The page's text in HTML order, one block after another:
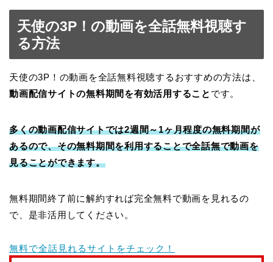
天使の3P！の動画を全話無料視聴す
る方法
天使の3P！の動画を全話無料視聴するおすすめの方法は、
動画配信サイトの無料期間を有効活用すること です。
多くの動画配信サイトでは2週間～1ヶ月程度の無料期間が
あるので、その無料期間を利用することで全話無で動画を
見ることができます。
無料期間終了前に解約すれば完全無料で動画を見れるの
で、是非活用してください。
無料で全話見れるサイトをチェック！